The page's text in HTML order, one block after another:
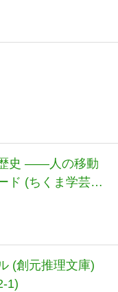
史 ――人の移動
ド (ちくま学芸文
(創元推理文庫)
1)